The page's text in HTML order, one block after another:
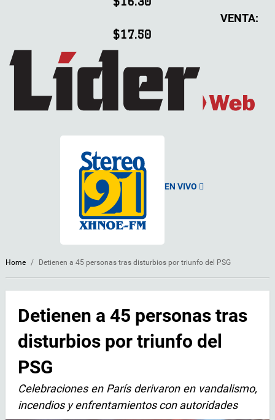
VENTA:
$17.50
EN VIVO
Home / Detienen a 45 personas tras disturbios por triunfo del PSG
Detienen a 45 personas tras
disturbios por triunfo del
PSG
Celebraciones en París derivaron en vandalismo,
incendios y enfrentamientos con autoridades